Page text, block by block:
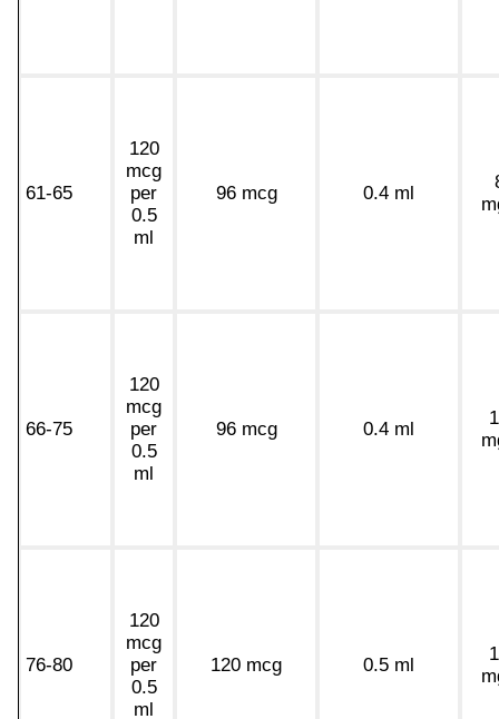
61-65
120
mcg
per
0.5
ml
96 mcg 0.4 ml
66-75
120
mcg
per
0.5
ml
96 mcg 0.4 ml
76-80
120
mcg
per
0.5
ml
120 mcg 0.5 ml